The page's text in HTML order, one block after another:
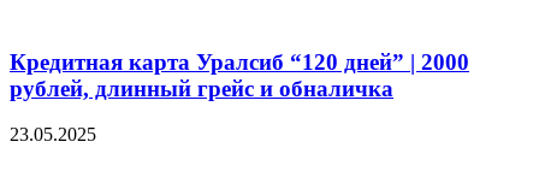
Кредитная карта Уралсиб “120 дней” | 2000
рублей, длинный грейс и обналичка
23.05.2025